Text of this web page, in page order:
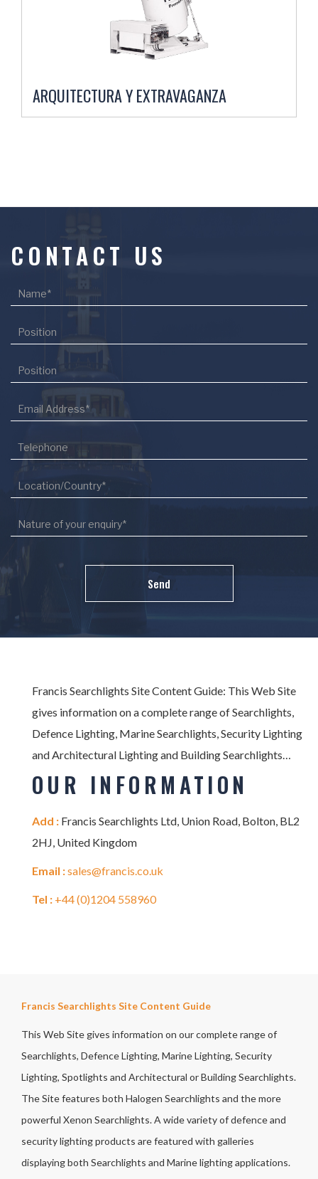
ARQUITECTURA Y EXTRAVAGANZA
CONTACT US
Francis Searchlights Site Content Guide: This Web Site
gives information on a complete range of Searchlights,
Defence Lighting, Marine Searchlights, Security Lighting
and Architectural Lighting and Building Searchlights…
OUR INFORMATION
Add : Francis Searchlights Ltd, Union Road, Bolton, BL2
2HJ, United Kingdom
Email :sales@francis.co.uk
Tel : +44 (0)1204 558960
Francis Searchlights Site Content Guide
This Web Site gives information on our complete range of
Searchlights, Defence Lighting, Marine Lighting, Security
Lighting, Spotlights and Architectural or Building Searchlights.
The Site features both Halogen Searchlights and the more
powerful Xenon Searchlights. A wide variety of defence and
security lighting products are featured with galleries
displaying both Searchlights and Marine lighting applications.